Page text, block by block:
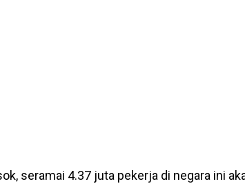
seramai 4.37 juta pekerja di negara ini